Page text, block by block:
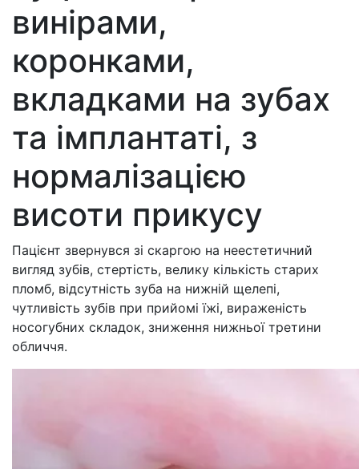
винірами,
коронками,
вкладками на зубах
та імплантаті, з
нормалізацією
висоти прикусу
Пацієнт звернувся зі скаргою на неестетичний
вигляд зубів, стертість, велику кількість старих
пломб, відсутність зуба на нижній щелепі,
чутливість зубів при прийомі їжі, вираженість
носогубних складок, зниження нижньої третини
обличчя.